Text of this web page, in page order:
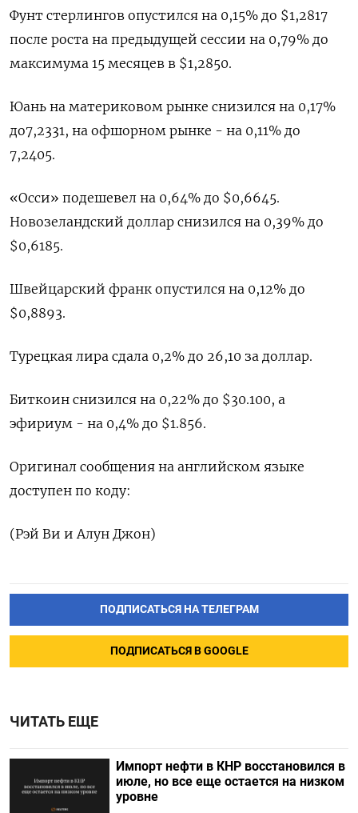
Фунт стерлингов опустился на 0,15% до $1,2817​
после роста на предыдущей сессии на 0,79% до
максимума 15 месяцев в $1,2850.
Юань на материковом рынке снизился на 0,17%
до​ 7,2331, на офшорном рынке - на 0,11% до
7,2405.
«Осси» подешевел на 0,64% до $0,6645​.
Новозеландский доллар снизился на 0,39% до
$0,6185.
Швейцарский франк опустился на 0,12% до
$0,8893.
Турецкая лира сдала 0,2% до 26,10 за доллар.
Биткоин снизился на 0,22% до $30.100, а
эфириум - на 0,4% до $1.856.
Оригинал сообщения на английском языке
доступен по коду:
(Рэй Ви и Алун Джон)
ПОДПИСАТЬСЯ НА ТЕЛЕГРАМ
ПОДПИСАТЬСЯ В GOOGLE
ЧИТАТЬ ЕЩЕ
Импорт нефти в КНР восстановился в
июле, но все еще остается на низком
уровне